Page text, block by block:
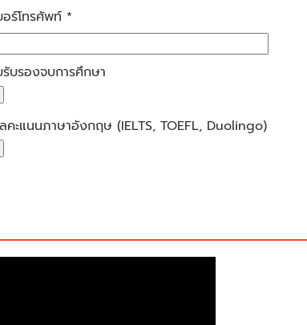
อร์โทรศัพท์ *
รับรองจบการศึกษา
คะแนนภาษาอังกฤษ (IELTS, TOEFL, Duolingo)